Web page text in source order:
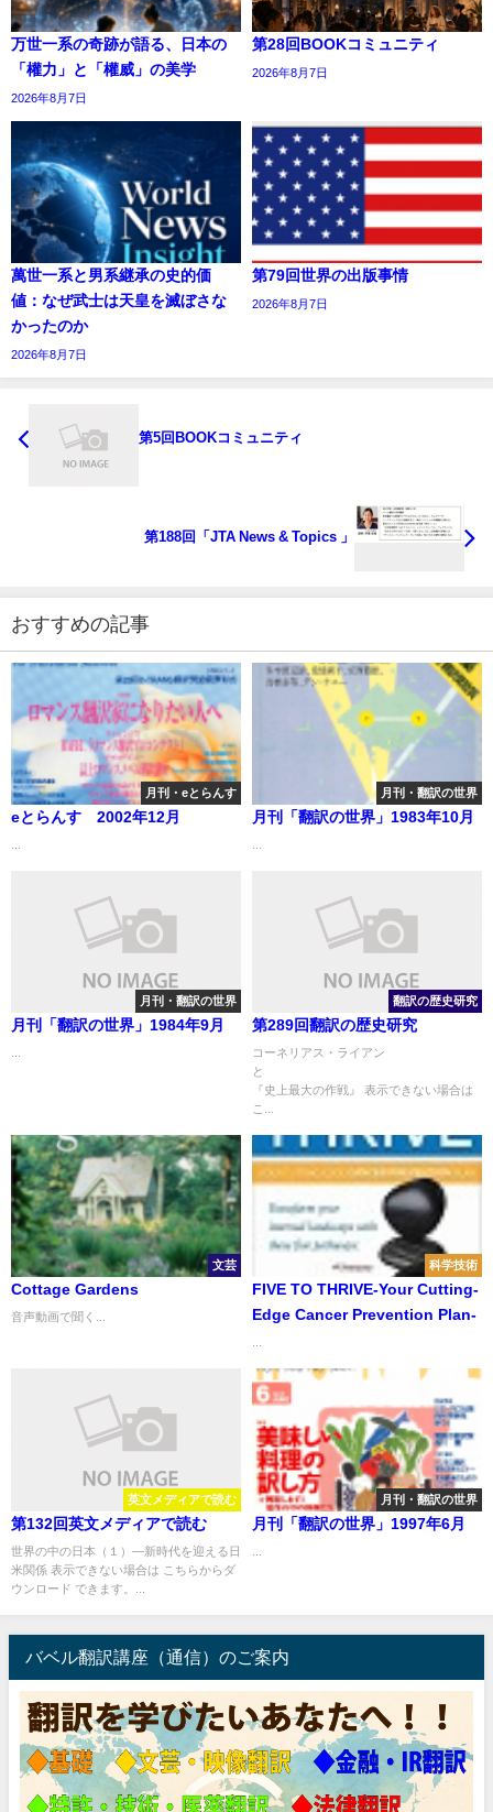
万世一系の奇跡が語る、日本の
「權力」と「權威」の美学
2026年8月7日
第28回BOOKコミュニティ
2026年8月7日
萬世一系と男系継承の史的価
値：なぜ武士は天皇を滅ぼさな
かったのか
2026年8月7日
第79回世界の出版事情
2026年8月7日
第5回BOOKコミュニティ
第188回「JTA News & Topics 」
おすすめの記事
月刊・eとらんす
eとらんす 2002年12月
月刊・翻訳の世界
月刊「翻訳の世界」1983年10月
月刊・翻訳の世界
月刊「翻訳の世界」1984年9月
翻訳の歴史研究
第289回翻訳の歴史研究
コーネリアス・ライアン
『史上最大の作戦』 表示できない場合は
こ...
文芸
Cottage Gardens
音声動画で聞く...
科学技術
FIVE TO THRIVE-Your Cutting-
Edge Cancer Prevention Plan-
英文メディアで読む
第132回英文メディアで読む
世界の中の日本（１）―新時代を迎える日
米関係 表示できない場合は こちらからダ
ウンロード できます。...
月刊・翻訳の世界
月刊「翻訳の世界」1997年6月
バベル翻訳講座（通信）のご案内